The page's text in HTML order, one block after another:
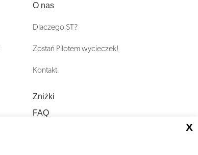
O nas
Dlaczego ST?
Zostań Pilotem wycieczek!
Kontakt
Zniżki
FAQ
X